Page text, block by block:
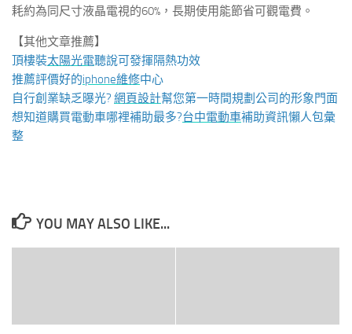
耗約為同尺寸液晶電視的60%，長期使用能節省可觀電費。
【其他文章推薦】
頂樓裝太陽光電聽說可發揮隔熱功效
推薦評價好的iphone維修中心
自行創業缺乏曝光? 網頁設計幫您第一時間規劃公司的形象門面
想知道購買電動車哪裡補助最多?台中電動車補助資訊懶人包彙
整
YOU MAY ALSO LIKE...